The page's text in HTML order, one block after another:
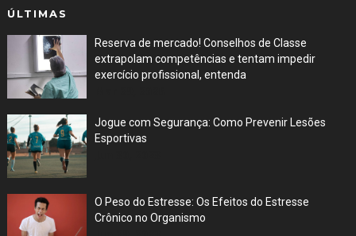
ÚLTIMAS
Reserva de mercado! Conselhos de Classe
extrapolam competências e tentam impedir
exercício profissional, entenda
Jogue com Segurança: Como Prevenir Lesões
Esportivas
O Peso do Estresse: Os Efeitos do Estresse
Crônico no Organismo